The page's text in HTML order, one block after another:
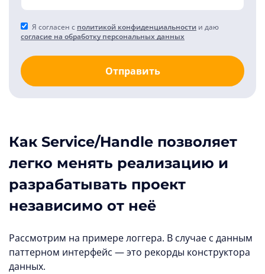
Я согласен с политикой конфиденциальности и даю
согласие на обработку персональных данных
Отправить
Как Service/Handle позволяет
легко менять реализацию и
разрабатывать проект
независимо от неё
Рассмотрим на примере логгера. В случае с данным
паттерном интерфейс — это рекорды конструктора
данных.